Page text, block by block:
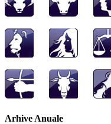
Arhive Anuale